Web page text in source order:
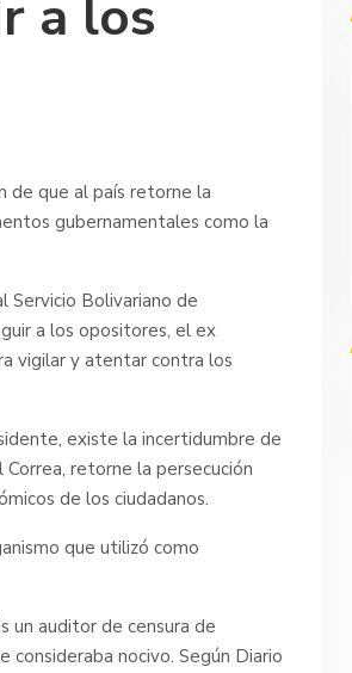
a los
de que al país retorne la
gubernamentales como la
Servicio Bolivariano de
a los opositores, el ex
vigilar y atentar contra los
existe la incertidumbre de
retorne la persecución
de los ciudadanos.
que utilizó como
un auditor de censura de
consideraba nocivo. Según Diario